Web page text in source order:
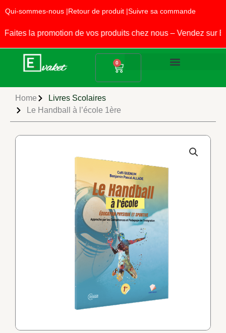
au
contenu
Qui-sommes-nous |Retour de produit |Suivre sa commande
la promotion de vos produits chez nous – Vendez sur
0
Panier
Home
Livres Scolaires
Le Handball à l’école 1ère